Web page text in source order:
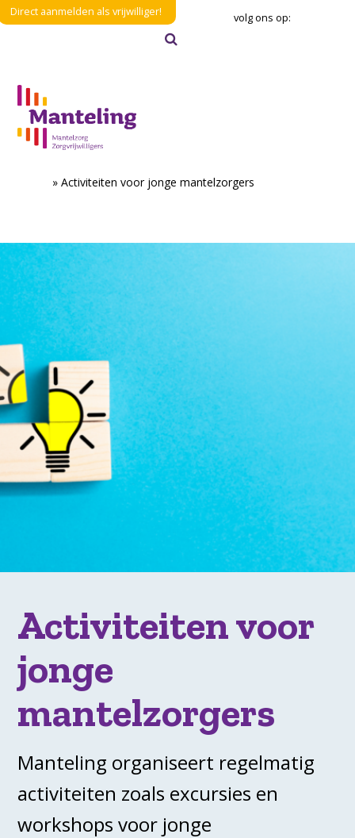
Direct aanmelden als vrijwilliger!
volg ons op:
Zoeken
»Activiteiten voor jonge mantelzorgers
Activiteiten voor
jonge
mantelzorgers
Manteling organiseert regelmatig
activiteiten zoals excursies en
workshops voor jonge